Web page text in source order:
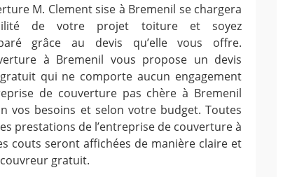
M. Clement sise à Bremenil se chargera
de votre projet toiture et soyez
grâce au devis qu’elle vous offre.
à Bremenil vous propose un devis
qui ne comporte aucun engagement
de couverture pas chère à Bremenil
vos besoins et selon votre budget. Toutes
prestations de l’entreprise de couverture à
couts seront affichées de manière claire et
gratuit.